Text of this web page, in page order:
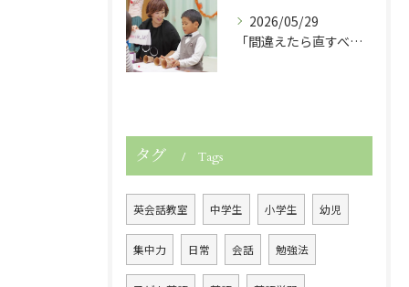
2026/05/29
「間違えたら直すべき？」子どもの英語力を伸ばす関わり方
タグ Tags
英会話教室 中学生 小学生 幼児
集中力 日常 会話 勉強法